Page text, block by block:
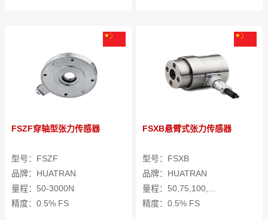
FSZF穿轴型张力传感器
型号：FSZF
品牌：HUATRAN
量程：50-3000N
精度：0.5% FS
FSXB悬臂式张力传感器
型号：FSXB
品牌：HUATRAN
量程：50,75,100,...
精度：0.5% FS